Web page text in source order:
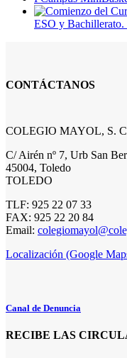
ESO y Bachillerato.
CONTÁCTANOS
COLEGIO MAYOL, S.
C/ Airén nº 7, Urb San
45004, Toledo
TOLEDO
TLF: 925 22 07 33
FAX: 925 22 20 84
Email:
Localización (Google
Canal de Denuncia
RECIBE LAS